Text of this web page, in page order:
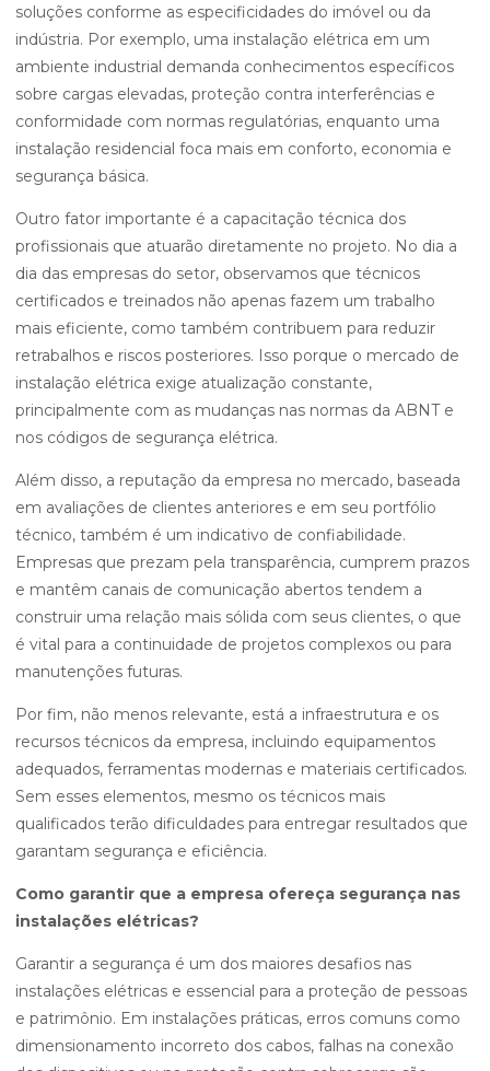
soluções conforme as especificidades do imóvel ou da
indústria. Por exemplo, uma instalação elétrica em um
ambiente industrial demanda conhecimentos específicos
sobre cargas elevadas, proteção contra interferências e
conformidade com normas regulatórias, enquanto uma
instalação residencial foca mais em conforto, economia e
segurança básica.
Outro fator importante é a capacitação técnica dos
profissionais que atuarão diretamente no projeto. No dia a
dia das empresas do setor, observamos que técnicos
certificados e treinados não apenas fazem um trabalho
mais eficiente, como também contribuem para reduzir
retrabalhos e riscos posteriores. Isso porque o mercado de
instalação elétrica exige atualização constante,
principalmente com as mudanças nas normas da ABNT e
nos códigos de segurança elétrica.
Além disso, a reputação da empresa no mercado, baseada
em avaliações de clientes anteriores e em seu portfólio
técnico, também é um indicativo de confiabilidade.
Empresas que prezam pela transparência, cumprem prazos
e mantêm canais de comunicação abertos tendem a
construir uma relação mais sólida com seus clientes, o que
é vital para a continuidade de projetos complexos ou para
manutenções futuras.
Por fim, não menos relevante, está a infraestrutura e os
recursos técnicos da empresa, incluindo equipamentos
adequados, ferramentas modernas e materiais certificados.
Sem esses elementos, mesmo os técnicos mais
qualificados terão dificuldades para entregar resultados que
garantam segurança e eficiência.
Como garantir que a empresa ofereça segurança nas
instalações elétricas?
Garantir a segurança é um dos maiores desafios nas
instalações elétricas e essencial para a proteção de pessoas
e patrimônio. Em instalações práticas, erros comuns como
dimensionamento incorreto dos cabos, falhas na conexão